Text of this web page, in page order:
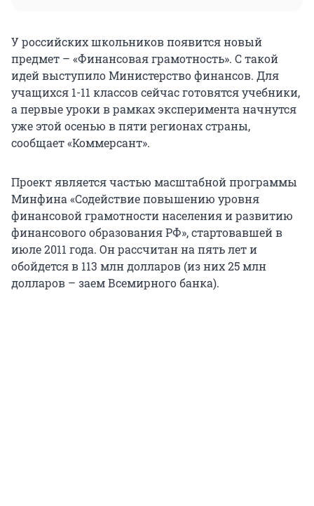
У российских школьников появится новый
предмет – «Финансовая грамотность». С такой
идей выступило Министерство финансов. Для
учащихся 1-11 классов сейчас готовятся учебники,
а первые уроки в рамках эксперимента начнутся
уже этой осенью в пяти регионах страны,
сообщает «Коммерсант».
Проект является частью масштабной программы
Минфина «Содействие повышению уровня
финансовой грамотности населения и развитию
финансового образования РФ», стартовавшей в
июле 2011 года. Он рассчитан на пять лет и
обойдется в 113 млн долларов (из них 25 млн
долларов – заем Всемирного банка).